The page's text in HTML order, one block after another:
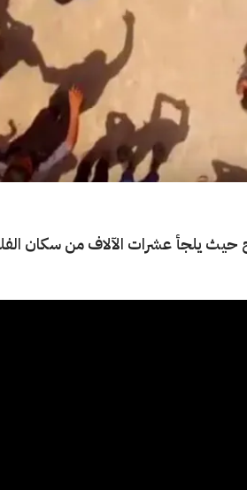
حيث يلجأ عشرات الآلاف من سكان